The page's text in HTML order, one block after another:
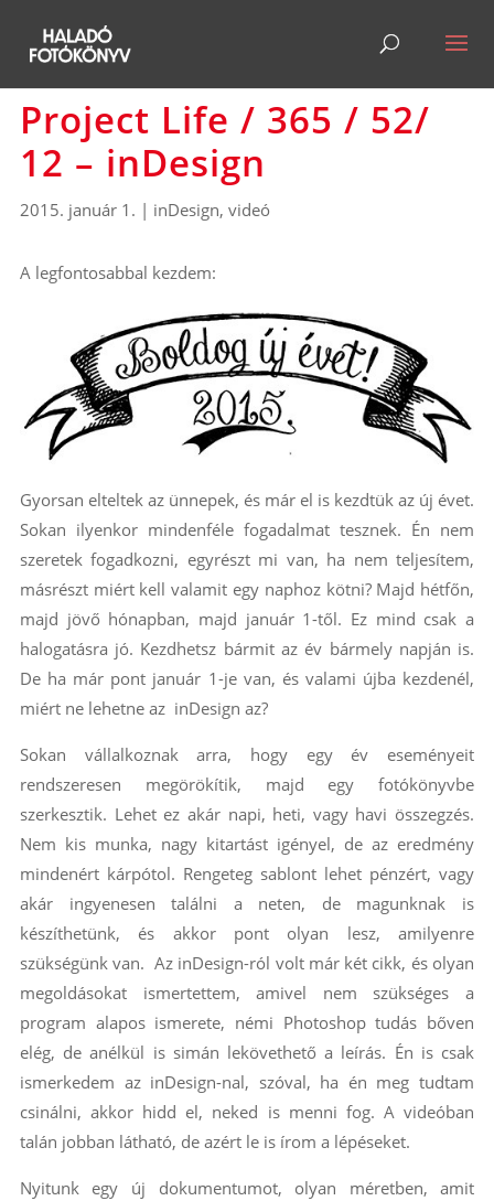
Project Life / 365 / 52/
12 – inDesign
2015. január 1. | inDesign, videó
A legfontosabbal kezdem:
Gyorsan elteltek az ünnepek, és már el is kezdtük az új évet.
Sokan ilyenkor mindenféle fogadalmat tesznek. Én nem
szeretek fogadkozni, egyrészt mi van, ha nem teljesítem,
másrészt miért kell valamit egy naphoz kötni? Majd hétfőn,
majd jövő hónapban, majd január 1-től. Ez mind csak a
halogatásra jó. Kezdhetsz bármit az év bármely napján is.
De ha már pont január 1-je van, és valami újba kezdenél,
miért ne lehetne az inDesign az?
Sokan vállalkoznak arra, hogy egy év eseményeit
rendszeresen megörökítik, majd egy fotókönyvbe
szerkesztik. Lehet ez akár napi, heti, vagy havi összegzés.
Nem kis munka, nagy kitartást igényel, de az eredmény
mindenért kárpótol. Rengeteg sablont lehet pénzért, vagy
akár ingyenesen találni a neten, de magunknak is
készíthetünk, és akkor pont olyan lesz, amilyenre
szükségünk van. Az inDesign-ról volt már két cikk, és olyan
megoldásokat ismertettem, amivel nem szükséges a
program alapos ismerete, némi Photoshop tudás bőven
elég, de anélkül is simán lekövethető a leírás. Én is csak
ismerkedem az inDesign-nal, szóval, ha én meg tudtam
csinálni, akkor hidd el, neked is menni fog. A videóban
talán jobban látható, de azért le is írom a lépéseket.
Nyitunk egy új dokumentumot, olyan méretben, amit